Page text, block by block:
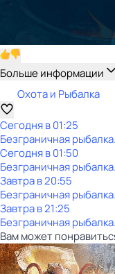
Больше информации
Охота и Рыбалка
Сегодня в 01:25
Безгрaничнaя pыбалка
Сегодня в 01:50
Безгрaничнaя pыбалка
Завтра в 20:55
Безгрaничнaя pыбалка
Завтра в 21:25
Безгрaничнaя pыбалка
Вам может